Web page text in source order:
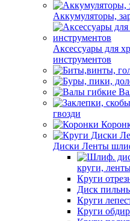
Аккумуляторы,
Аксессуары для
инструментов
гвозди
Диски Ленты
круги,
Круги
Диск
Круги
Круги